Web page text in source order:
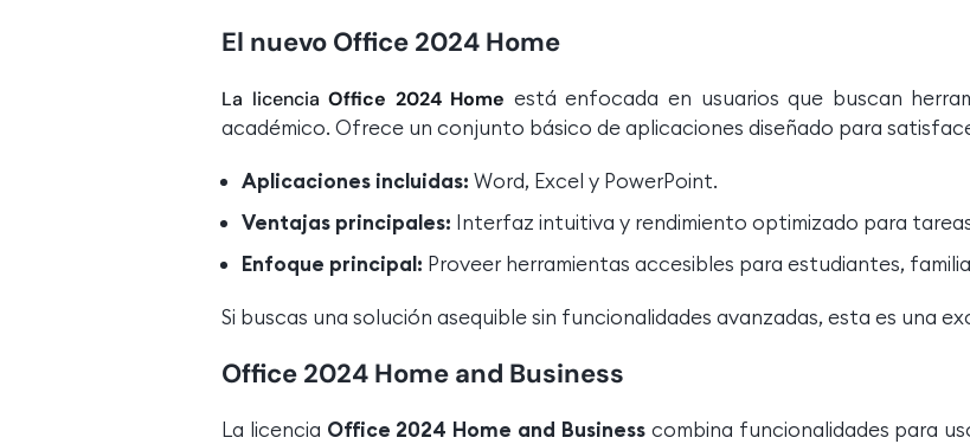
El nuevo Office 2024 Home
La licenciaOffice 2024 Home está enfocada en usuarios que buscan
académico. Ofrece un conjunto básico de aplicaciones diseñado para
Aplicaciones incluidas: Word, Excel y PowerPoint.
Ventajas principales: Interfaz intuitiva y rendimiento optimizado para
Enfoque principal: Proveer herramientas accesibles para estudiantes,
Si buscas una solución asequible sin funcionalidades avanzadas, esta es una
Office 2024 Home and Business
La licencia Office 2024 Home and Businesscombina funcionalidades para